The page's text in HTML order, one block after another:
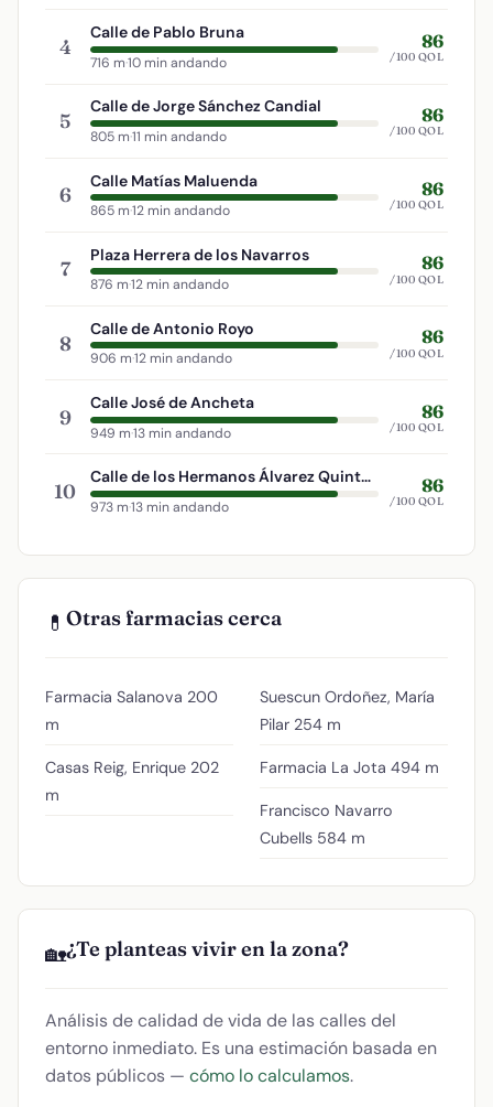
4
Calle de Pablo Bruna
716 m·10 min andando
86
/100 QOL
5
Calle de Jorge Sánchez Candial
805 m·11 min andando
86
/100 QOL
6
Calle Matías Maluenda
865 m·12 min andando
86
/100 QOL
7
Plaza Herrera de los Navarros
876 m·12 min andando
86
/100 QOL
8
Calle de Antonio Royo
906 m·12 min andando
86
/100 QOL
9
Calle José de Ancheta
949 m·13 min andando
86
/100 QOL
10
Calle de los Hermanos Álvarez Quintero
973 m·13 min andando
86
/100 QOL
💊 Otras farmacias cerca
Farmacia Salanova 200
m
Casas Reig, Enrique 202
m
Suescun Ordoñez, María
Pilar 254 m
Farmacia La Jota 494 m
Francisco Navarro
Cubells 584 m
🏡¿Te planteas vivir en la zona?
Análisis de calidad de vida de las calles del
entorno inmediato. Es una estimación basada en
datos públicos — cómo lo calculamos.